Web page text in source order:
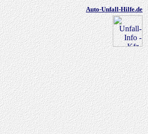
Auto-Unfall-Hilfe.de